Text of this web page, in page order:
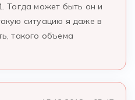
Тогда может быть он и
ситуацию я даже в
такого объема